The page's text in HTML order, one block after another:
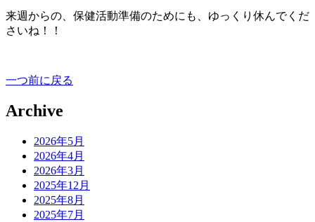
来週からの、保健活動準備のためにも、ゆっくり休んでくだ
さいね！！
一つ前に戻る
Archive
2026年5月
2026年4月
2026年3月
2025年12月
2025年8月
2025年7月